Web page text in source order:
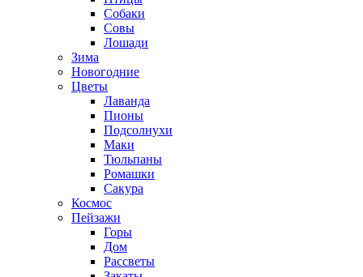
Собаки
Совы
Лошади
Зима
Новогодние
Цветы
Лаванда
Пионы
Подсолнухи
Маки
Тюльпаны
Ромашки
Сакура
Космос
Пейзажи
Горы
Дом
Рассветы